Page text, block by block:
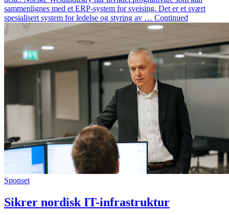
sammenlignes med et ERP-system for sveising. Det er et svært
spesialisert system for ledelse og styring av … Continued
Sponset
Sikrer nordisk IT-infrastruktur